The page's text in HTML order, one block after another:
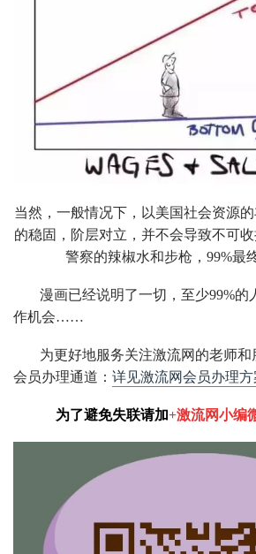
当然，一般情况下，以美国社会资源
的稳固，阶层对立，并不会导致不可
警察的辣椒水和步枪，99%最
漫画已经说明了一切，至少99%的
作机会……
为更好地服务关注激流网的老师和
会员办理通道： 详见激流网会员办理方
为了避免失联请加+激流网小编